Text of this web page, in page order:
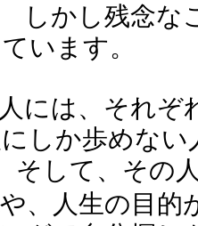
なことに
います。
人には、それぞ
しか歩めな
そして、その
、人生の目